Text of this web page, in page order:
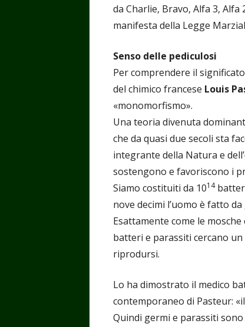
da Charlie, Bravo, Alfa 3, Alfa
manifesta della Legge
Senso delle pediculosi
Per comprendere il
del chimico francese Louis
«monomorfismo».
Una teoria divenuta
che da quasi due secoli sta
integrante della Natura e
sostengono e favoriscono i
Siamo costituiti da 1014
nove decimi l’uomo è fatto da
Esattamente come le
batteri e parassiti cercano
riprodursi.
Lo ha dimostrato il medico
contemporaneo di Pasteur:
Quindi germi e parassiti